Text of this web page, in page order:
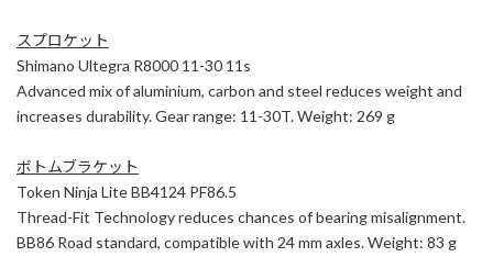
スプロケット
Shimano Ultegra R8000 11-30 11s
Advanced mix of aluminium, carbon and steel reduces weight and
increases durability. Gear range: 11-30T. Weight: 269 g
ボトムブラケット
Token Ninja Lite BB4124 PF86.5
Thread-Fit Technology reduces chances of bearing misalignment.
BB86 Road standard, compatible with 24 mm axles. Weight: 83 g